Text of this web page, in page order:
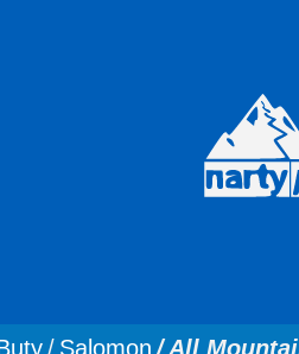
Salomon All